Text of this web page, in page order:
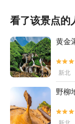
看了该景点的
黄金
新北
野柳